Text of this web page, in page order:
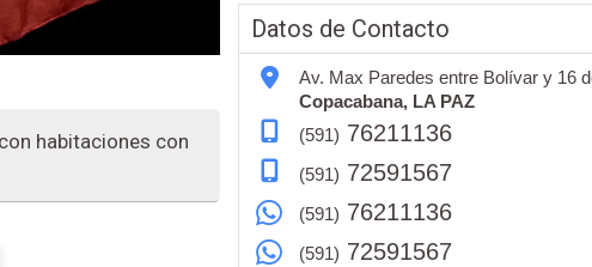
habitaciones con
Datos de Contacto
Av. Max Paredes entre Bolívar y 16
Copacabana, LA PAZ
(591) 76211136
(591) 72591567
(591) 76211136
(591) 72591567